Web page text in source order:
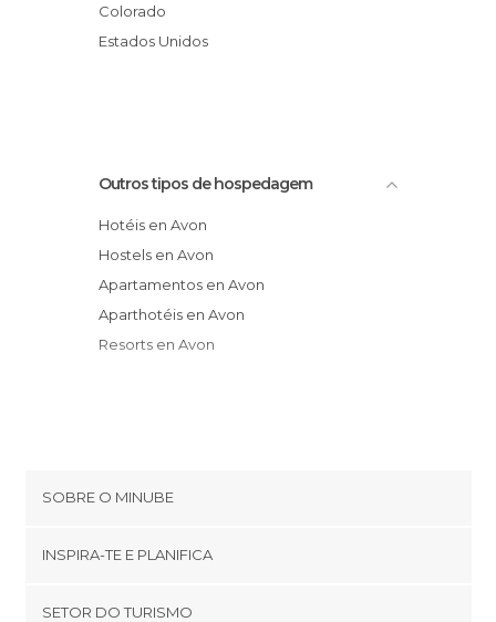
Colorado
Estados Unidos
Outros tipos de hospedagem
Hotéis en Avon
Hostels en Avon
Apartamentos en Avon
Aparthotéis en Avon
Resorts en Avon
SOBRE O MINUBE
INSPIRA-TE E PLANIFICA
SETOR DO TURISMO